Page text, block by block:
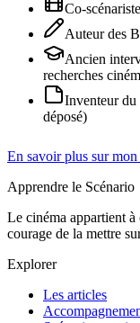
Co-
Auteur des
Ancien
recherches
Inventeur du
déposé)
En savoir plus sur mon
Apprendre le Scénario
Le cinéma appartient
courage de la mettre
Explorer
Les articles